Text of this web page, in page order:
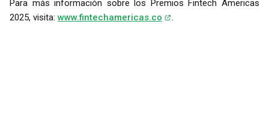
Para más información sobre los Premios Fintech Americas
2025, visita: www.fintechamericas.co .